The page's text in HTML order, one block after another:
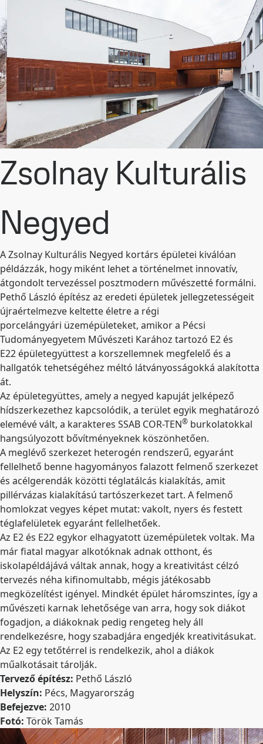
Zsolnay Kulturális
Negyed
A Zsolnay Kulturális Negyed kortárs épületei kiválóan
példázzák, hogy miként lehet a történelmet innovatív,
átgondolt tervezéssel posztmodern művészetté formálni.
Pethő László építész az eredeti épületek jellegzetességeit
újraértelmezve keltette életre a régi
porcelángyári üzemépületeket, amikor a Pécsi
Tudományegyetem Művészeti Karához tartozó E2 és
E22 épületegyüttest a korszellemnek megfelelő és a
hallgatók tehetségéhez méltó látványosságokká alakította
át.
Az épületegyüttes, amely a negyed kapuját jelképező
hídszerkezethez kapcsolódik, a terület egyik meghatározó
elemévé vált, a karakteres SSAB COR-TEN® burkolatokkal
hangsúlyozott bővítményeknek köszönhetően.
A meglévő szerkezet heterogén rendszerű, egyaránt
fellelhető benne hagyományos falazott felmenő szerkezet
és acélgerendák közötti téglatálcás kialakítás, amit
pillérvázas kialakítású tartószerkezet tart. A felmenő
homlokzat vegyes képet mutat: vakolt, nyers és festett
téglafelületek egyaránt fellelhetőek.
Az E2 és E22 egykor elhagyatott üzemépületek voltak. Ma
már fiatal magyar alkotóknak adnak otthont, és
iskolapéldájává váltak annak, hogy a kreativitást célzó
tervezés néha kifinomultabb, mégis játékosabb
megközelítést igényel. Mindkét épület háromszintes, így a
művészeti karnak lehetősége van arra, hogy sok diákot
fogadjon, a diákoknak pedig rengeteg hely áll
rendelkezésre, hogy szabadjára engedjék kreativitásukat.
Az E2 egy tetőtérrel is rendelkezik, ahol a diákok
műalkotásait tárolják.
Tervező építész: Pethő László
Helyszín: Pécs, Magyarország
Befejezve: 2010
Fotó: Török Tamás